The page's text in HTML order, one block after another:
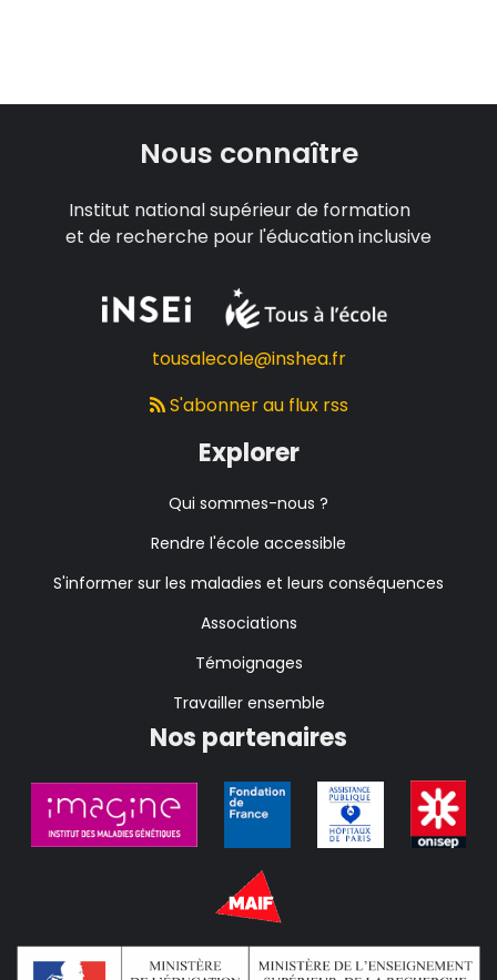
Nous connaître
Institut national supérieur de formation
et de recherche pour l'éducation inclusive
tousalecole@inshea.fr
S'abonner au flux rss
Explorer
Qui sommes-nous ?
Rendre l'école accessible
S'informer sur les maladies et leurs conséquences
Associations
Témoignages
Travailler ensemble
Nos partenaires